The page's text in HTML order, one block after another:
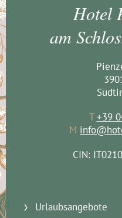
Hotel
am
T+39
M
CIN:
Urlaubsangebote